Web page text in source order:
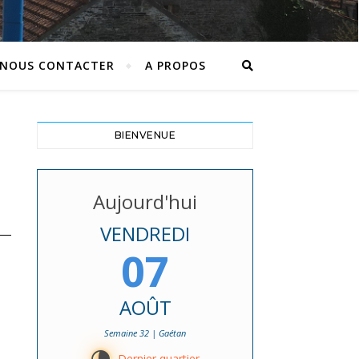
NOUS CONTACTER A PROPOS
BIENVENUE
Aujourd'hui
VENDREDI
07
AOÛT
Semaine 32 | Gaétan